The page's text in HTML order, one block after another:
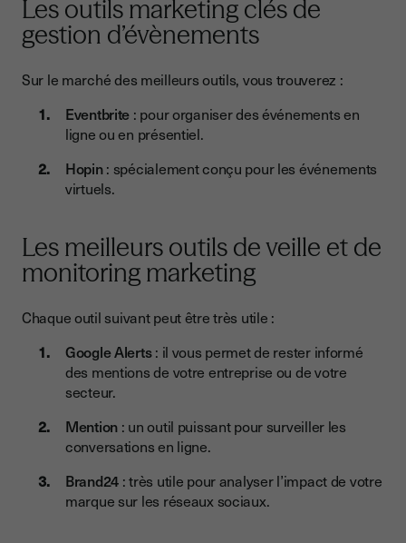
Les outils marketing clés de
gestion d’évènements
Sur le marché des meilleurs outils, vous trouverez :
Eventbrite : pour organiser des événements en
ligne ou en présentiel.
Hopin: spécialement conçu pour les événements
virtuels.
Les meilleurs outils de veille et de
monitoring marketing
Chaque outil suivant peut être très utile :
Google Alerts: il vous permet de rester informé
des mentions de votre entreprise ou de votre
secteur.
Mention : un outil puissant pour surveiller les
conversations en ligne.
Brand24 : très utile pour analyser l’impact de votre
marque sur les réseaux sociaux.